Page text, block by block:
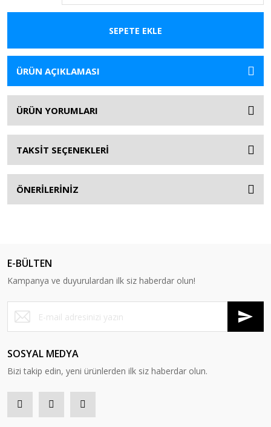
SEPETE EKLE
ÜRÜN AÇIKLAMASI
ÜRÜN YORUMLARI
TAKSİT SEÇENEKLERİ
ÖNERİLERİNİZ
E-BÜLTEN
Kampanya ve duyurulardan ilk siz haberdar olun!
SOSYAL MEDYA
Bizi takip edin, yeni ürünlerden ilk siz haberdar olun.